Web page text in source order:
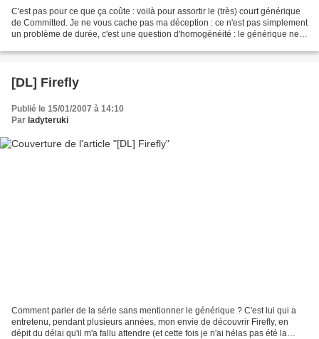
C'est pas pour ce que ça coûte : voilà pour assortir le (très) court générique
de Committed. Je ne vous cache pas ma déception : ce n'est pas simplement
un problème de durée, c'est une question d'homogénéité : le générique ne
[DL] Firefly
Publié le 15/01/2007 à 14:10
Par ladyteruki
Comment parler de la série sans mentionner le générique ? C'est lui qui a
entretenu, pendant plusieurs années, mon envie de découvrir Firefly, en
dépit du délai qu'il m'a fallu attendre (et cette fois je n'ai hélas pas été la